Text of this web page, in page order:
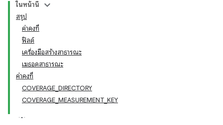
ในหน้านี้
สรุป
ค่าคงที่
ฟิลด์
เครื่องมือสร้างสาธารณะ
เมธอดสาธารณะ
ค่าคงที่
COVERAGE_DIRECTORY
COVERAGE_MEASUREMENT_KEY